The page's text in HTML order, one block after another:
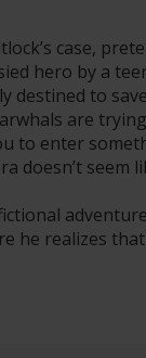
case,
hero by a
to
are
to enter
doesn’t seem
he realizes